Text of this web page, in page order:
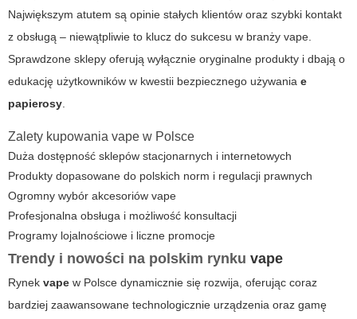
Największym atutem są opinie stałych klientów oraz szybki kontakt
z obsługą – niewątpliwie to klucz do sukcesu w branży vape.
Sprawdzone sklepy oferują wyłącznie oryginalne produkty i dbają o
edukację użytkowników w kwestii bezpiecznego używania e
papierosy.
Zalety kupowania vape w Polsce
Duża dostępność sklepów stacjonarnych i internetowych
Produkty dopasowane do polskich norm i regulacji prawnych
Ogromny wybór akcesoriów vape
Profesjonalna obsługa i możliwość konsultacji
Programy lojalnościowe i liczne promocje
Trendy i nowości na polskim rynku vape
Rynek vape w Polsce dynamicznie się rozwija, oferując coraz
bardziej zaawansowane technologicznie urządzenia oraz gamę